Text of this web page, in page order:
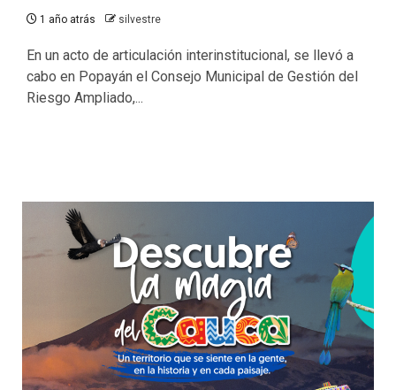
1 año atrás silvestre
En un acto de articulación interinstitucional, se llevó a
cabo en Popayán el Consejo Municipal de Gestión del
Riesgo Ampliado,...